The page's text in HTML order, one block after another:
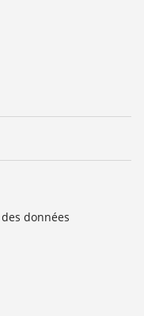
données